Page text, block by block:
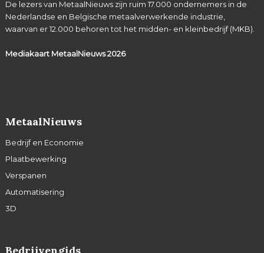
De lezers van MetaalNieuws zijn ruim 17.000 ondernemers in de
Nederlandse en Belgische metaalverwerkende industrie,
waarvan er 12.000 behoren tot het midden- en kleinbedrijf (MKB).
Mediakaart MetaalNieuws2026
MetaalNieuws
Bedrijf en Economie
Plaatbewerking
Verspanen
Automatisering
3D